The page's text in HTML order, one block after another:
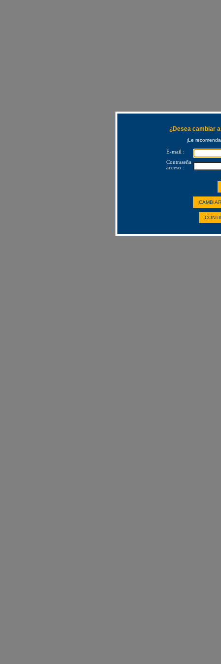
¿Desea cambiar
¡Le
E-mail :
Contraseña
acceso :